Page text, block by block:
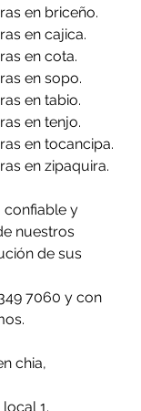
en briceño.
en cajica.
en cota.
en sopo.
en tabio.
en tenjo.
en tocancipa.
en zipaquira.
confiable y
nuestros
de sus
7060 y con
chia,
1.